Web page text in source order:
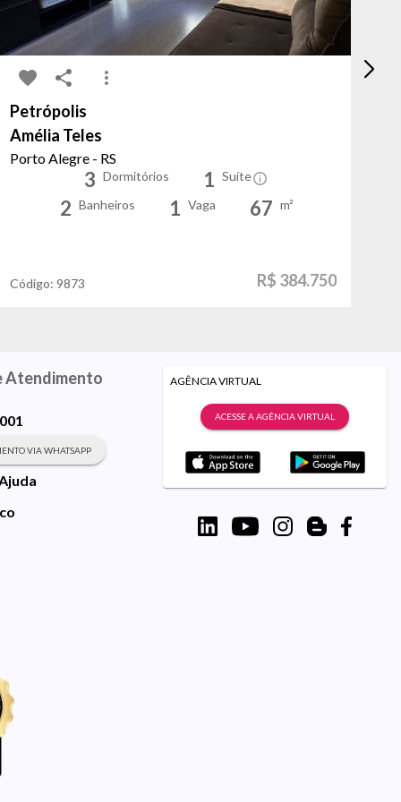
Petrópolis
Amélia Teles
Porto Alegre - RS
3 Dormitórios 1 Suíte
2 Banheiros 1 Vaga 67 m²
Código: 9873 R$ 384.750
Atendimento
VIA WHATSAPP
AGÊNCIA VIRTUAL
ACESSE A AGÊNCIA VIRTUAL